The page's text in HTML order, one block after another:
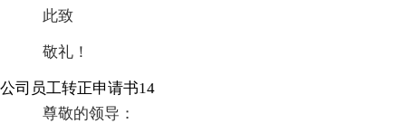
此致
敬礼！
公司员工转正申请书14
尊敬的领导：